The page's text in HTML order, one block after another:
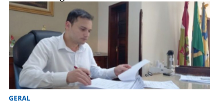
GERAL